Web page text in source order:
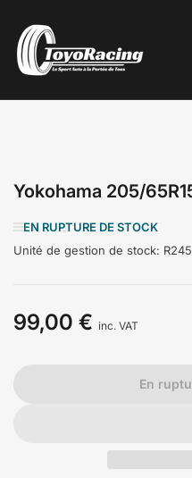
Yokohama 205/
EN RUPTURE DE STOCK
Unité de gestion de stock:
Prix
99,00 € inc. VAT
En